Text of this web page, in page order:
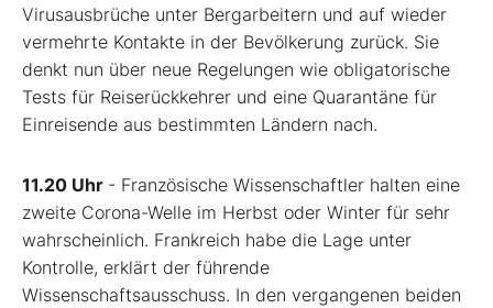
Virusausbrüche unter Bergarbeitern und auf wieder
vermehrte Kontakte in der Bevölkerung zurück. Sie
denkt nun über neue Regelungen wie obligatorische
Tests für Reiserückkehrer und eine Quarantäne für
Einreisende aus bestimmten Ländern nach.
11.20 Uhr - Französische Wissenschaftler halten eine
zweite Corona-Welle im Herbst oder Winter für sehr
wahrscheinlich. Frankreich habe die Lage unter
Kontrolle, erklärt der führende
Wissenschaftsausschuss. In den vergangenen beiden